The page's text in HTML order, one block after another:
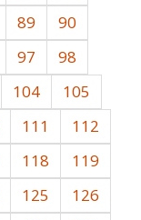
89
90
97
98
104
105
111
112
118
119
125
126